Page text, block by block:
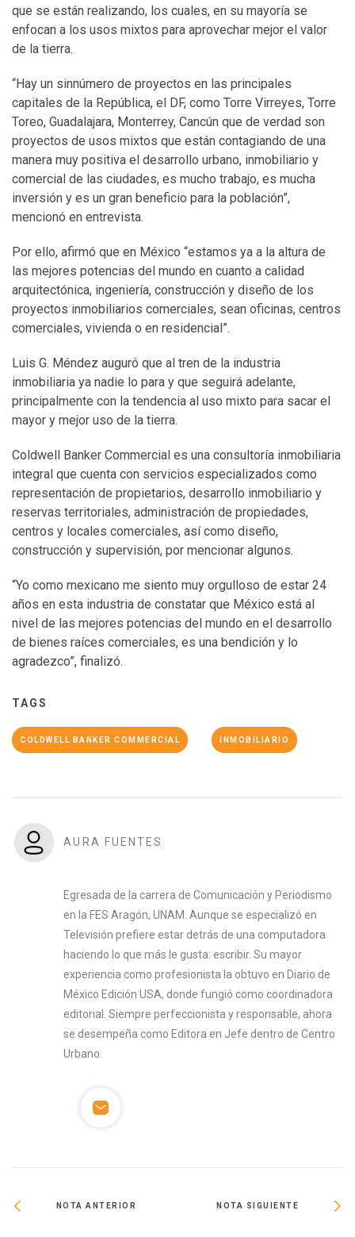
que se están realizando, los cuales, en su mayoría se
enfocan a los usos mixtos para aprovechar mejor el valor
de la tierra.
“Hay un sinnúmero de proyectos en las principales
capitales de la República, el DF, como Torre Virreyes, Torre
Toreo, Guadalajara, Monterrey, Cancún que de verdad son
proyectos de usos mixtos que están contagiando de una
manera muy positiva el desarrollo urbano, inmobiliario y
comercial de las ciudades, es mucho trabajo, es mucha
inversión y es un gran beneficio para la población”,
mencionó en entrevista.
Por ello, afirmó que en México “estamos ya a la altura de
las mejores potencias del mundo en cuanto a calidad
arquitectónica, ingeniería, construcción y diseño de los
proyectos inmobiliarios comerciales, sean oficinas, centros
comerciales, vivienda o en residencial”.
Luis G. Méndez auguró que al tren de la industria
inmobiliaria ya nadie lo para y que seguirá adelante,
principalmente con la tendencia al uso mixto para sacar el
mayor y mejor uso de la tierra.
Coldwell Banker Commercial es una consultoría inmobiliaria
integral que cuenta con servicios especializados como
representación de propietarios, desarrollo inmobiliario y
reservas territoriales, administración de propiedades,
centros y locales comerciales, así como diseño,
construcción y supervisión, por mencionar algunos.
“Yo como mexicano me siento muy orgulloso de estar 24
años en esta industria de constatar que México está al
nivel de las mejores potencias del mundo en el desarrollo
de bienes raíces comerciales, es una bendición y lo
agradezco”, finalizó.
TAGS
COLDWELL BANKER COMMERCIAL INMOBILIARIO
AURA FUENTES
Egresada de la carrera de Comunicación y Periodismo
en la FES Aragón, UNAM. Aunque se especializó en
Televisión prefiere estar detrás de una computadora
haciendo lo que más le gusta: escribir. Su mayor
experiencia como profesionista la obtuvo en Diario de
México Edición USA, donde fungió como coordinadora
editorial. Siempre perfeccionista y responsable, ahora
se desempeña como Editora en Jefe dentro de Centro
Urbano.
NOTA ANTERIOR NOTA SIGUIENTE